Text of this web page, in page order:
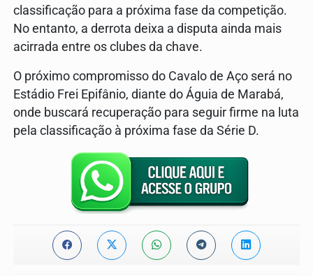
classificação para a próxima fase da competição.
No entanto, a derrota deixa a disputa ainda mais
acirrada entre os clubes da chave.
O próximo compromisso do Cavalo de Aço será no
Estádio Frei Epifânio, diante do Águia de Marabá,
onde buscará recuperação para seguir firme na luta
pela classificação à próxima fase da Série D.